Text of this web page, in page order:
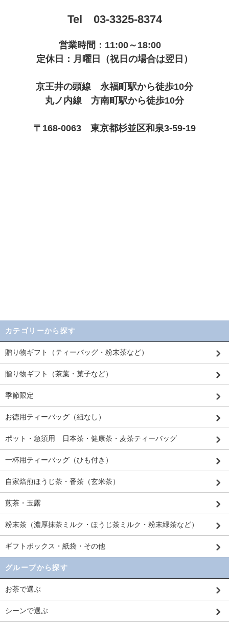
Tel 03-3325-8374
営業時間：11:00～18:00
定休日：月曜日（祝日の場合は翌日）
京王井の頭線 永福町駅から徒歩10分
丸ノ内線 方南町駅から徒歩10分
〒168-0063 東京都杉並区和泉3-59-19
カテゴリーから探す
贈り物ギフト（ティーバッグ・粉末茶など）
贈り物ギフト（茶葉・菓子など）
季節限定
お徳用ティーバッグ（紐なし）
ポット・急須用 日本茶・健康茶・麦茶ティーバッグ
一杯用ティーバッグ（ひも付き）
自家焙煎ほうじ茶・番茶（玄米茶）
煎茶・玉露
粉末茶（濃厚抹茶ミルク・ほうじ茶ミルク・粉末緑茶など）
ギフトボックス・紙袋・その他
グループから探す
お茶で選ぶ
シーンで選ぶ